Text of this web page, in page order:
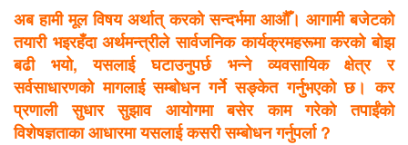
अब हामी मूल विषय अर्थात् करको सन्दर्भमा आऔँ। आगामी बजेटको
तयारी भइरहँदा अर्थमन्त्रीले सार्वजनिक कार्यक्रमहरूमा करको बोझ
बढी भयो, यसलाई घटाउनुपर्छ भन्ने व्यवसायिक क्षेत्र र
सर्वसाधारणको मागलाई सम्बोधन गर्ने सङ्केत गर्नुभएको छ। कर
प्रणाली सुधार सुझाव आयोगमा बसेर काम गरेको तपाईंको
विशेषज्ञताका आधारमा यसलाई कसरी सम्बोधन गर्नुपर्ला ?